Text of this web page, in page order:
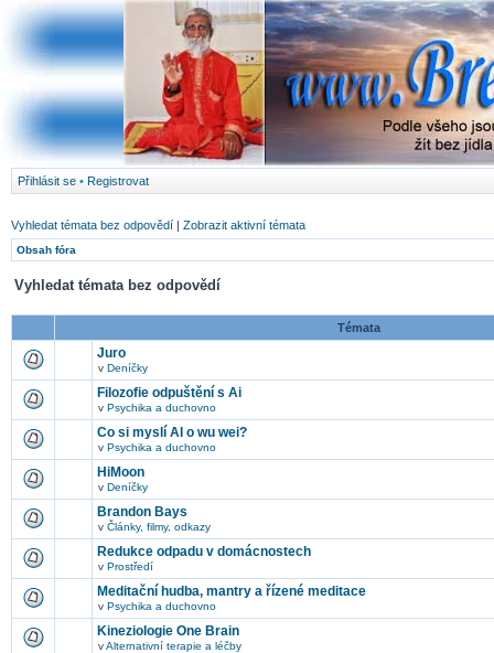
Přihlásit se • Registrovat
Vyhledat témata bez odpovědí | Zobrazit aktivní témata
Obsah fóra
Vyhledat témata bez odpovědí
Témata
Juro
v Deníčky
Filozofie odpuštění s Ai
v Psychika a duchovno
Co si myslí AI o wu wei?
v Psychika a duchovno
HiMoon
v Deníčky
Brandon Bays
v Články, filmy, odkazy
Redukce odpadu v domácnostech
v Prostředí
Meditační hudba, mantry a řízené meditace
v Psychika a duchovno
Kineziologie One Brain
vAlternativní terapie a léčby